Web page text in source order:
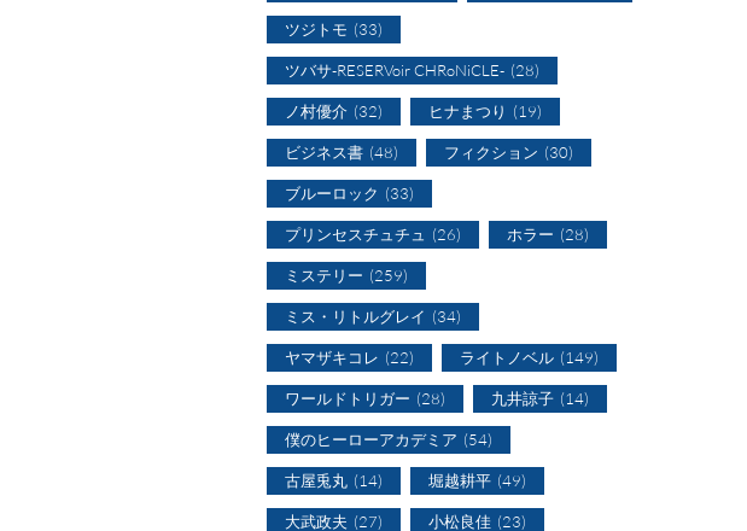
ツジトモ (33)
ツバサ-RESERVoir CHRoNiCLE- (28)
ノ村優介 (32) ヒナまつり (19)
ビジネス書 (48) フィクション (30)
ブルーロック (33)
プリンセスチュチュ (26) ホラー (28)
ミステリー (259)
ミス・リトルグレイ (34)
ヤマザキコレ (22) ライトノベル (149)
ワールドトリガー (28) 九井諒子 (14)
僕のヒーローアカデミア (54)
古屋兎丸 (14) 堀越耕平 (49)
大武政夫 (27) 小松良佳 (23)